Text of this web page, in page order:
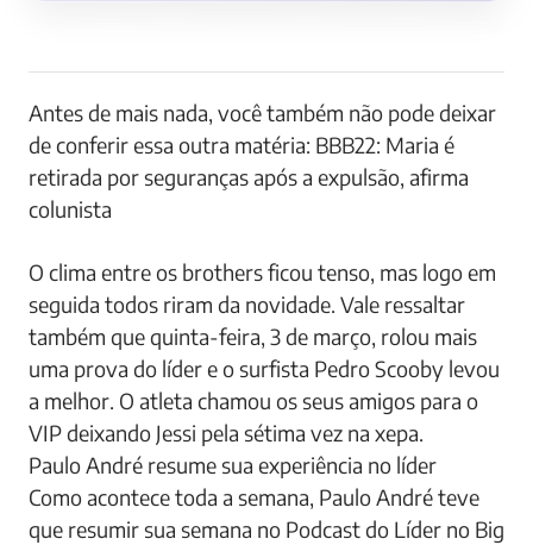
Antes de mais nada, você também não pode deixar
de conferir essa outra matéria: BBB22: Maria é
retirada por seguranças após a expulsão, afirma
colunista
O clima entre os brothers ficou tenso, mas logo em
seguida todos riram da novidade. Vale ressaltar
também que quinta-feira, 3 de março, rolou mais
uma prova do líder e o surfista Pedro Scooby levou
a melhor. O atleta chamou os seus amigos para o
VIP deixando Jessi pela sétima vez na xepa.
Paulo André resume sua experiência no líder
Como acontece toda a semana, Paulo André teve
que resumir sua semana no Podcast do Líder no Big